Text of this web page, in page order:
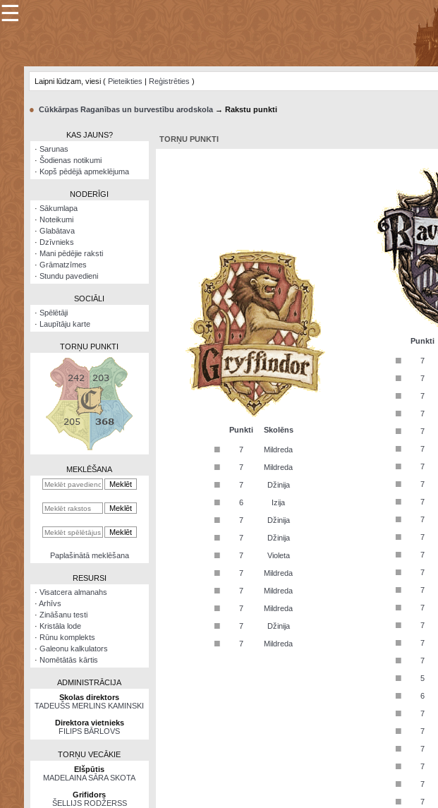
×
Šodienas
Visatcera
almanahs
kalkulators
☰
Laipni lūdzam, viesi ( Pieteikties | Reģistrēties )
● Cūkkārpas Raganības un burvestību arodskola→ Rakstu punkti
KAS JAUNS?
· Sarunas
· Šodienas notikumi
· Kopš pēdējā apmeklējuma
NODERĪGI
· Sākumlapa
· Noteikumi
· Glabātava
· Dzīvnieks
· Mani pēdējie raksti
· Grāmatzīmes
· Stundu pavedieni
SOCIĀLI
· Spēlētāji
· Laupītāju karte
TORŅU PUNKTI
MEKLĒŠANA
Paplašinātā meklēšana
RESURSI
· Visatcera almanahs
· Arhīvs
· Zināšanu testi
· Kristāla lode
· Rūnu komplekts
· Galeonu kalkulators
· Nomētātās kārtis
ADMINISTRĀCIJA
Skolas direktors
TADEUŠS MERLINS KAMINSKI
Direktora vietnieks
FILIPS BĀRLOVS
TORŅU VECĀKIE
Elšpūtis
MADELAINA SĀRA SKOTA
Grifidors
ŠELLIJS RODŽERSS
TORŅU PUNKTI
Punkti Skolēns
■ 7 Mildreda
■ 7 Mildreda
■ 7 Džinija
■ 6 Izija
■ 7 Džinija
■ 7 Džinija
■ 7 Violeta
■ 7 Mildreda
■ 7 Mildreda
■ 7 Mildreda
■ 7 Džinija
■ 7 Mildreda
Punkti
■ 7
■ 7
■ 7
■ 7
■ 7
■ 7
■ 7
■ 7
■ 7
■ 7
■ 7
■ 7
■ 7
■ 7
■ 7
■ 7
■ 7
■ 7
■ 5
■ 6
■ 7
■ 7
■ 7
■ 7
■ 7
■ 7